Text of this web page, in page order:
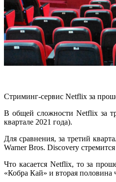
Стриминг-сервис Netflix за
В общей сложности Netflix за
квартале 2021 года).
Для сравнения, за третий
Warner Bros. Discovery
Что касается Netflix, то за
«Кобра Кай» и вторая половина